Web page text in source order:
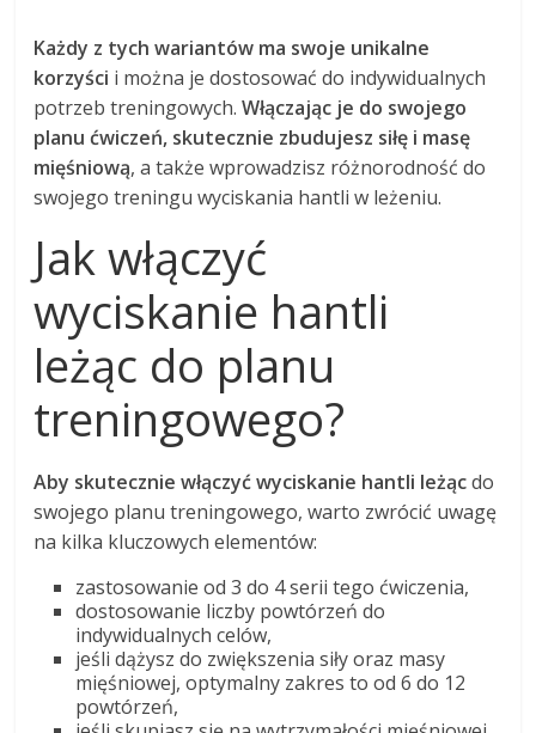
Każdy z tych wariantów ma swoje unikalne
korzyści i można je dostosować do indywidualnych
potrzeb treningowych.Włączając je do swojego
planu ćwiczeń, skutecznie zbudujesz siłę i masę
mięśniową, a także wprowadzisz różnorodność do
swojego treningu wyciskania hantli w leżeniu.
Jak włączyć
wyciskanie hantli
leżąc do planu
treningowego?
Aby skutecznie włączyć wyciskanie hantli leżącdo
swojego planu treningowego, warto zwrócić uwagę
na kilka kluczowych elementów:
zastosowanie od 3 do 4 serii tego ćwiczenia,
dostosowanie liczby powtórzeń do
indywidualnych celów,
jeśli dążysz do zwiększenia siły oraz masy
mięśniowej, optymalny zakres to od 6 do 12
powtórzeń,